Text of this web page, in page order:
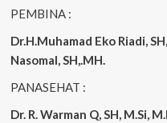
PEMBINA :
Dr.H.Muhamad Eko Riadi,
Nasomal, SH,.MH.
PANASEHAT :
Dr. R. Warman Q, SH, M.Si,